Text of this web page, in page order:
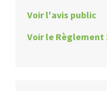
Voir l'avis public
Voir le Règlement